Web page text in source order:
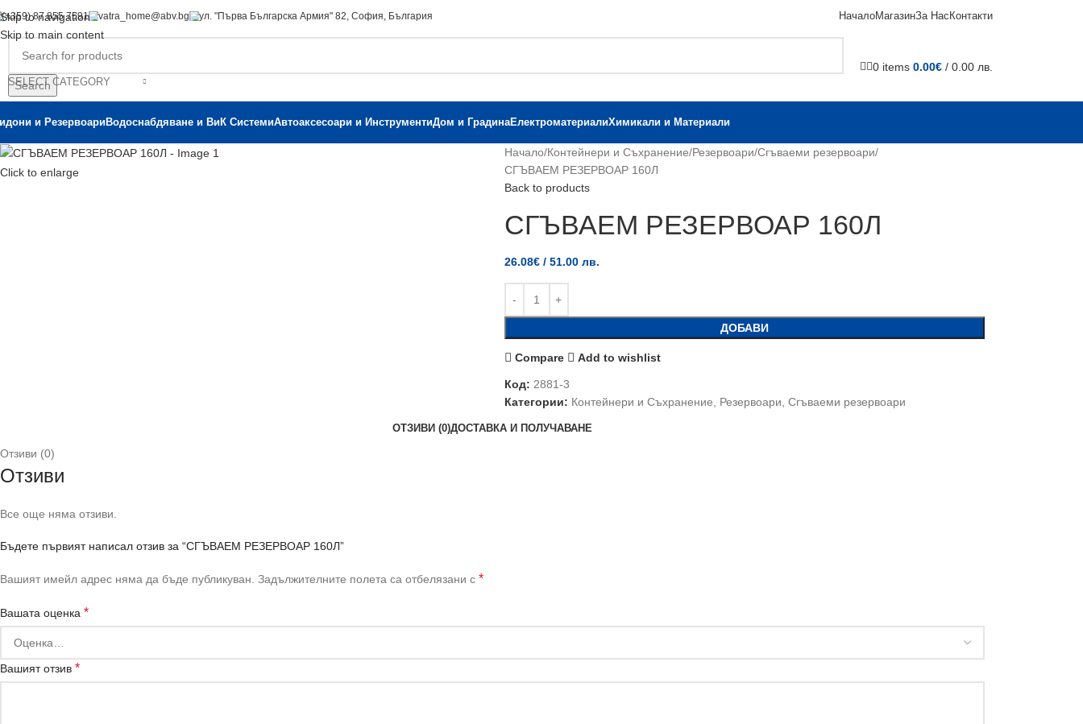
Skip to navigation
Skip to main content
(+359) 87 855 7591 vatra_home@abv.bg ул. "Първа Българска Армия" 82, София, България НачалоМагазинЗа Нас Контакти
SELECT CATEGORY
Search
0 items 0.00€ / 0.00 лв.
и РезервоариВодоснабдяване и ВиК СистемиАвтоаксесоари и ИнструментиДом и ГрадинаЕлектроматериалиХимикали и Материали
Click to enlarge
Начало Контейнери и Съхранение Резервоари Сгъваеми резервоари
СГЪВАЕМ РЕЗЕРВОАР 160Л
Back to products
СГЪВАЕМ РЕЗЕРВОАР 160Л
26.08€ / 51.00 лв.
ДОБАВИ
Compare Add to wishlist
Код: 2881-3
Категории: Контейнери и Съхранение Резервоари Сгъваеми резервоари
ОТЗИВИ (0)ДОСТАВКА И ПОЛУЧАВАНЕ
Отзиви (0)
Отзиви
Все още няма отзиви.
Бъдете първият написал отзив за “СГЪВАЕМ РЕЗЕРВОАР 160Л”
Вашият имейл адрес няма да бъде публикуван. Задължителните полета са отбелязани с *
Вашата оценка *
Вашият отзив *